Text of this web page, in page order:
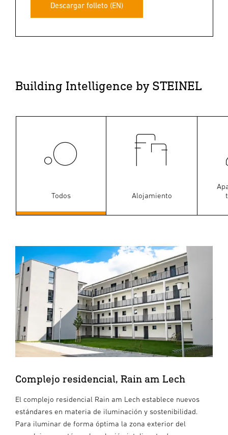
Descargar folleto (EN)
Building Intelligence by STEINEL
Todos Alojamiento
Complejo residencial, Rain am Lech
El complejo residencial Rain am Lech establece nuevos
estándares en materia de iluminación y sostenibilidad.
Para iluminar de forma óptima la zona exterior del